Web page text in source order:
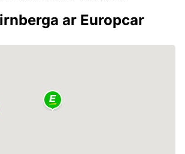
ar Europcar